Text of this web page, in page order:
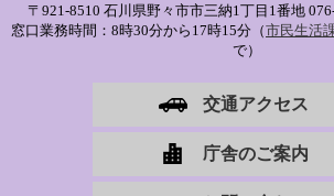
〒921-8510 石川県野々市市三納1丁目1番地
窓口業務時間：8時30分から17時15分（市民生活
で）
交通アクセス
庁舎のご案内